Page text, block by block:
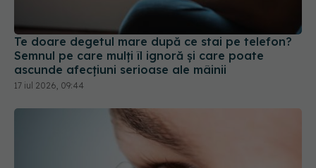
Te doare degetul mare după ce stai pe telefon?
Semnul pe care mulți îl ignoră și care poate
ascunde afecțiuni serioase ale mâinii
17 iul 2026, 09:44